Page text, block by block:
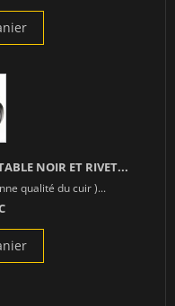
NOIR ET RIVET...
qualité du cuir )...